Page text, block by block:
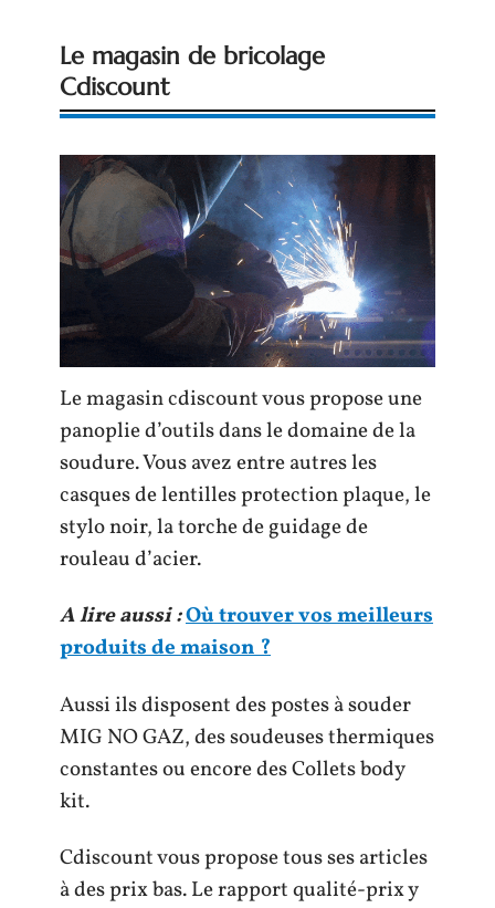
Le magasin de bricolage
Cdiscount
Le magasin cdiscount vous propose une
panoplie d’outils dans le domaine de la
soudure. Vous avez entre autres les
casques de lentilles protection plaque, le
stylo noir, la torche de guidage de
rouleau d’acier.
A lire aussi :Où trouver vos meilleurs
produits de maison ?
Aussi ils disposent des postes à souder
MIG NO GAZ, des soudeuses thermiques
constantes ou encore des Collets body
kit.
Cdiscount vous propose tous ses articles
à des prix bas. Le rapport qualité-prix y